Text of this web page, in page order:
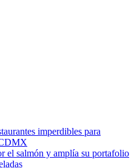
imperdibles para
el salmón y amplía su portafolio